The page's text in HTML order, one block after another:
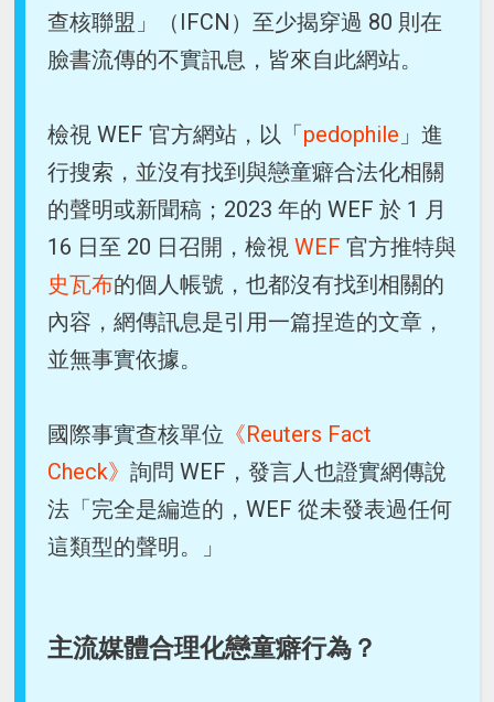
查核聯盟」（IFCN）至少揭穿過 80 則在
臉書流傳的不實訊息，皆來自此網站。
檢視 WEF 官方網站，以「pedophile 」進
行搜索，並沒有找到與戀童癖合法化相關
的聲明或新聞稿；2023 年的 WEF 於 1 月
16 日至 20 日召開，檢視WEF 官方推特與
史瓦布的個人帳號，也都沒有找到相關的
內容，網傳訊息是引用一篇捏造的文章，
並無事實依據。
國際事實查核單位 《Reuters Fact
Check》詢問 WEF，發言人也證實網傳說
法「完全是編造的，WEF 從未發表過任何
這類型的聲明。」
主流媒體合理化戀童癖行為？